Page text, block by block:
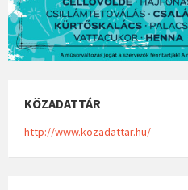
KÖZADATTÁR
http://www.kozadattar.hu/